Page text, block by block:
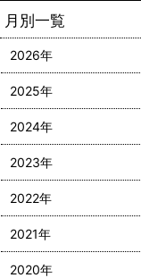
月別一覧
2026年
2025年
2024年
2023年
2022年
2021年
2020年